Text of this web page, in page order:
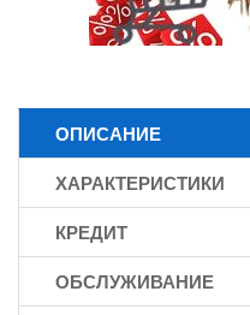
ОПИСАНИЕ
ХАРАКТЕРИСТИКИ
КРЕДИТ
ОБСЛУЖИВАНИЕ